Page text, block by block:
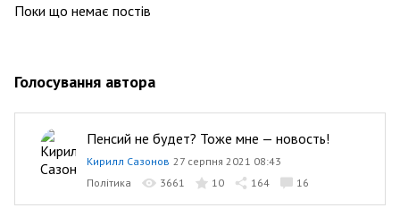
Поки що немає постів
Голосування автора
Пенсий не будет? Тоже мне — новость!
Кирилл Сазонов 27 серпня 2021 08:43
Політика
3661 10 164 16